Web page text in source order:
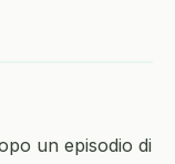
un episodio di